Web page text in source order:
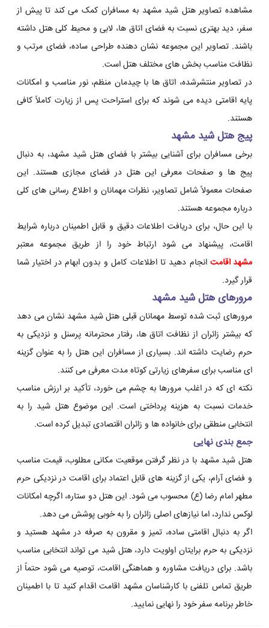
مشاهده تصاویر هتل شید مشهد به مسافران کمک می کند تا پیش از
سفر، دید بهتری نسبت به فضای اتاق ها، لابی و محیط کلی هتل داشته
باشند. تصاویر این مجموعه نشان دهنده طراحی ساده، فضای مرتب و
نظافت مناسب بخش های مختلف هتل است.
در تصاویر منتشرشده، اتاق ها با چیدمان منظم، نور مناسب و امکانات
پایه اقامتی دیده می شوند که برای استراحت پس از زیارت کاملاً کافی
هستند.
پیج هتل شید مشهد
برخی مسافران برای آشنایی بیشتر با فضای هتل شید مشهد، به دنبال
پیج ها و صفحات معرفی این هتل در فضای مجازی هستند. این
صفحات معمولاً شامل تصاویر، نظرات مهمانان و اطلاع رسانی های کلی
درباره مجموعه هستند.
با این حال، برای دریافت اطلاعات دقیق و قابل اطمینان درباره شرایط
اقامت، پیشنهاد می شود ارتباط خود را از طریق مجموعه معتبر
مشهد اقامت انجام دهید تا اطلاعات کامل و بدون ابهام در اختیار شما
قرار گیرد.
مرورهای هتل شید مشهد
مرورهای ثبت شده توسط مهمانان قبلی هتل شید مشهد نشان می دهد
که بیشتر زائران از نظافت اتاق ها، رفتار محترمانه پرسنل و نزدیکی به
حرم رضایت داشته اند. بسیاری از مسافران این هتل را به عنوان گزینه
ای مناسب برای سفرهای زیارتی کوتاه مدت معرفی می کنند.
نکته ای که در اغلب مرورها به چشم می خورد، تأکید بر ارزش مناسب
خدمات نسبت به هزینه پرداختی است. این موضوع هتل شید را به
انتخابی منطقی برای خانواده ها و زائران اقتصادی تبدیل کرده است.
جمع بندی نهایی
هتل شید مشهد با در نظر گرفتن موقعیت مکانی مطلوب، قیمت مناسب
و فضای آرام، یکی از گزینه های قابل اعتماد برای اقامت در نزدیکی حرم
مطهر امام رضا (ع) محسوب می شود. این هتل دو ستاره، اگرچه امکانات
لوکس ندارد، اما نیازهای اصلی زائران را به خوبی پوشش می دهد.
اگر به دنبال اقامتی ساده، تمیز و مقرون به صرفه در مشهد هستید و
نزدیکی به حرم برایتان اولویت دارد، هتل شید می تواند انتخابی مناسب
باشد. برای دریافت مشاوره و هماهنگی اقامت، توصیه می شود حتماً از
طریق تماس تلفنی با کارشناسان مشهد اقامت اقدام کنید تا با اطمینان
خاطر برنامه سفر خود را نهایی نمایید.